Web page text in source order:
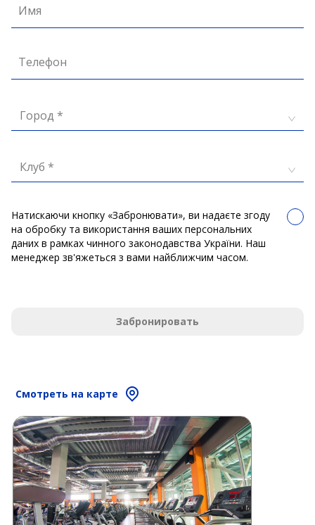
Имя
Телефон
Город *
Клуб *
Натискаючи кнопку «Забронювати», ви надаєте згоду
на обробку та використання ваших персональних
даних в рамках чинного законодавства України. Наш
менеджер зв'яжеться з вами найближчим часом.
Забронировать
Смотреть на карте